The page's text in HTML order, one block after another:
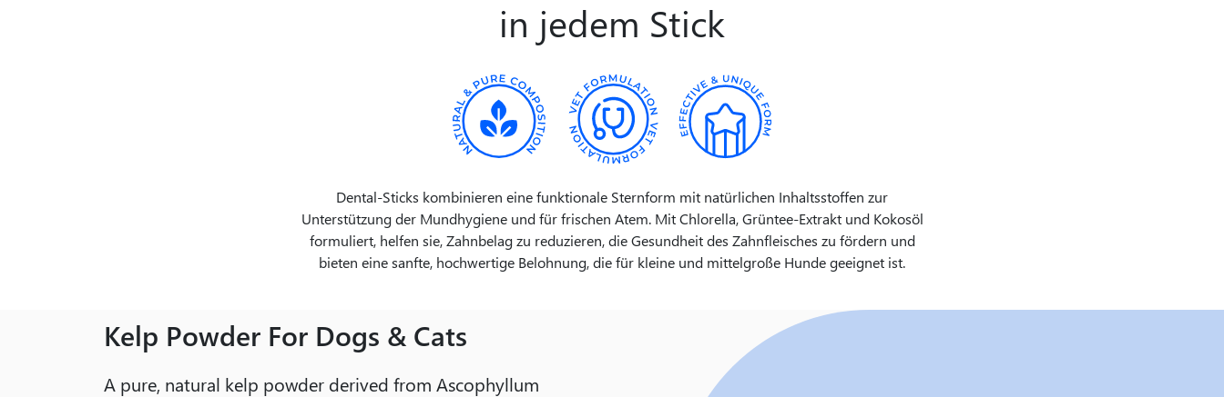
in jedem Stick
Dental-Sticks kombinieren eine funktionale Sternform mit natürlichen Inhaltsstoffen zur
Unterstützung der Mundhygiene und für frischen Atem. Mit Chlorella, Grüntee-Extrakt und Kokosöl
formuliert, helfen sie, Zahnbelag zu reduzieren, die Gesundheit des Zahnfleisches zu fördern und
bieten eine sanfte, hochwertige Belohnung, die für kleine und mittelgroße Hunde geeignet ist.
Kelp Powder For Dogs & Cats
A pure, natural kelp powder derived from Ascophyllum